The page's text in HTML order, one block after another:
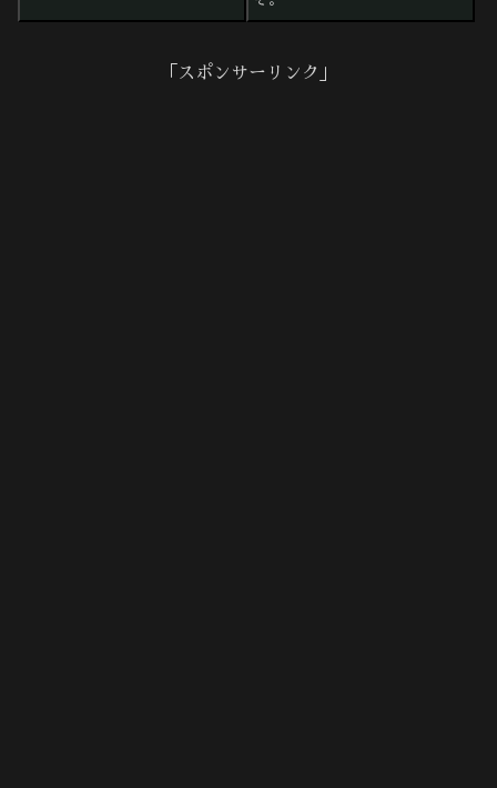
「スポンサーリンク」